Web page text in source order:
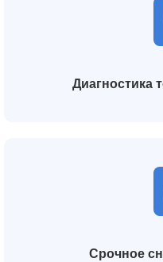
Диагностика
Срочное